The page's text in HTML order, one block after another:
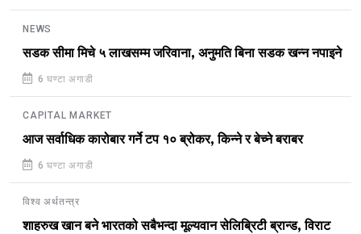
NEWS
सडक सीमा मिचे ५ लाखसम्म जरिवाना, अनुमति बिना सडक खन्न नपाइने
6 घण्टा अगाडी
CAPITAL MARKET
आज सर्वाधिक कारोबार गर्ने टप १० ब्रोकर, किन्ने र बेच्ने बराबर
6 घण्टा अगाडी
विश्व अर्थतन्त्र
शाहरुख खान बने भारतको सबैभन्दा मूल्यवान सेलिब्रिटी ब्रान्ड, विराट